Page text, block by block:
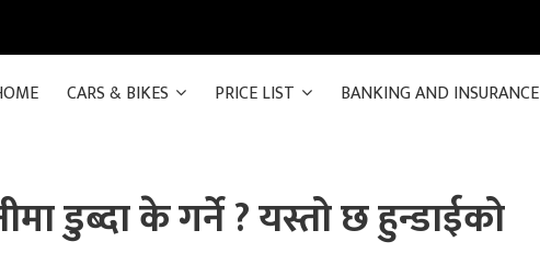
CARS & BIKES PRICE LIST BANKING AND INSURANCE
डुब्दा के गर्ने ? यस्तो छ हुन्डाईको